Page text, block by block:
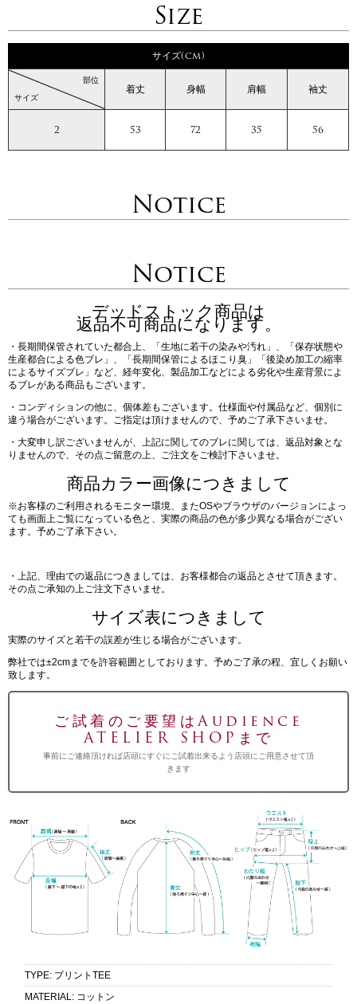
Size
サイズ(cm)
サイズ
部位
着丈 身幅 肩幅 袖丈
2 53 72 35 56
Notice
Notice
デッドストック商品は
返品不可商品になります。
・長期間保管されていた都合上、「生地に若干の染みや汚れ」、「保存状態や
生産都合による色ブレ」、「長期間保管によるほこり臭」「後染め加工の縮率
によるサイズブレ」など、経年変化、製品加工などによる劣化や生産背景によ
るブレがある商品もございます。
・コンディションの他に、個体差もございます。仕様面や付属品など、個別に
違う場合がございます。ご指定は頂けませんので、予めご了承下さいませ。
・大変申し訳ございませんが、上記に関してのブレに関しては、返品対象とな
りませんので、その点ご留意の上、ご注文をご検討下さいませ。
商品カラー画像につきまして
※お客様のご利用されるモニター環境、またOSやブラウザのバージョンによっ
ても画面上ご覧になっている色と、実際の商品の色が多少異なる場合がござい
ます。予めご了承下さい。
・上記、理由での返品につきましては、お客様都合の返品とさせて頂きます。
その点ご承知の上ご注文下さいませ。
サイズ表につきまして
実際のサイズと若干の誤差が生じる場合がございます。
弊社では±2cmまでを許容範囲としております。予めご了承の程、宜しくお願い
致します。
ご試着のご要望はAudience
ATELIER SHOPまで
事前にご連絡頂ければ店頭にすぐにご試着出来るよう店頭にご用意させて頂
きます
TYPE: プリントTEE
MATERIAL: コットン